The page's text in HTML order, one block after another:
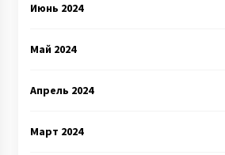
Июнь 2024
Май 2024
Апрель 2024
Март 2024